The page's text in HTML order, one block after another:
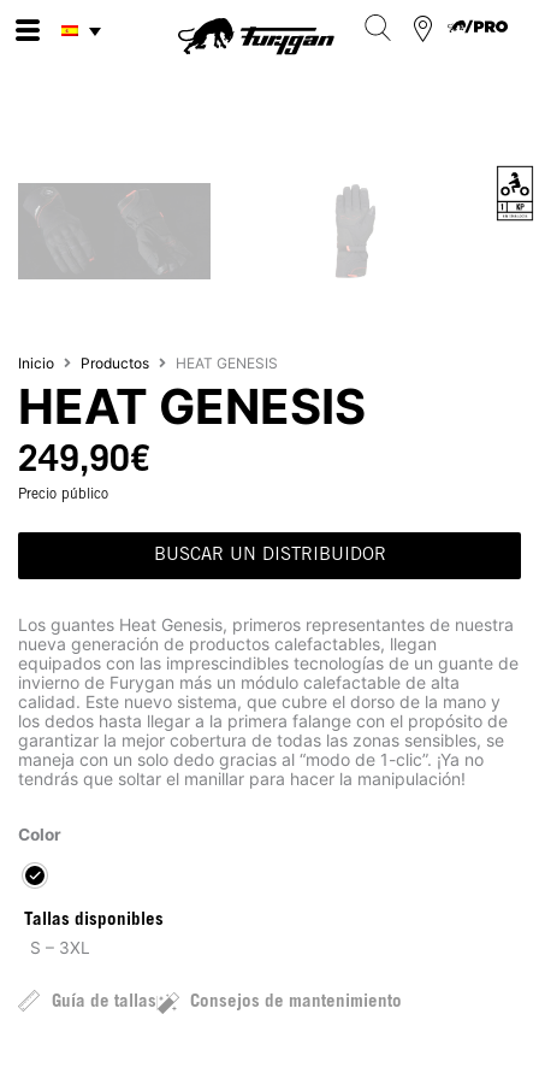
Inicio Productos HEAT GENESIS
HEAT GENESIS
249,90€
Precio público
BUSCAR UN DISTRIBUIDOR
Los guantes Heat Genesis, primeros representantes de nuestra
nueva generación de productos calefactables, llegan
equipados con las imprescindibles tecnologías de un guante de
invierno de Furygan más un módulo calefactable de alta
calidad. Este nuevo sistema, que cubre el dorso de la mano y
los dedos hasta llegar a la primera falange con el propósito de
garantizar la mejor cobertura de todas las zonas sensibles, se
maneja con un solo dedo gracias al “modo de 1-clic”. ¡Ya no
tendrás que soltar el manillar para hacer la manipulación!
Color
Tallas disponibles
S – 3XL
Guía de tallas Consejos de mantenimiento